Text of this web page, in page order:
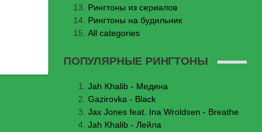
Рингтоны из сериалов
Рингтоны на будильник
All categories
ПОПУЛЯРНЫЕ РИНГТОНЫ
Jаh Khаlib - Медина
Gazirovka - Black
Jax Jones feat. Ina Wroldsen - Breathe
Jah Khalib - Лейла